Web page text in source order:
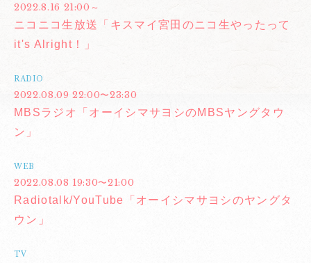
2022.8.16 21:00～
ニコニコ生放送「キスマイ宮田のニコ生やったって
it's Alright！」
RADIO
2022.08.09 22:00〜23:30
MBSラジオ「オーイシマサヨシのMBSヤングタウ
ン」
WEB
2022.08.08 19:30〜21:00
Radiotalk/YouTube「オーイシマサヨシのヤングタ
ウン」
TV